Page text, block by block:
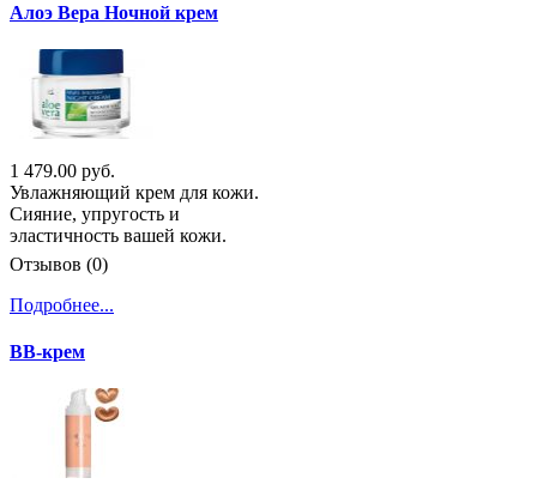
Алоэ Вера Ночной крем
1 479.00 руб.
Увлажняющий крем для кожи.
Сияние, упругость и
эластичность вашей кожи.
Отзывов (0)
Подробнее...
BB-крем